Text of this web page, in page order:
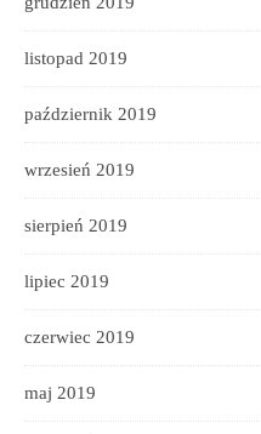
listopad 2019
październik 2019
wrzesień 2019
sierpień 2019
lipiec 2019
czerwiec 2019
maj 2019